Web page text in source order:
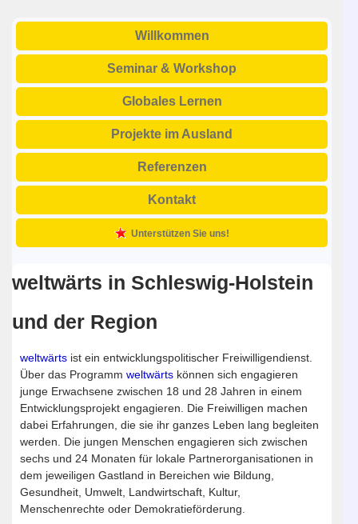
Willkommen
Seminar & Workshop
Globales Lernen
Projekte im Ausland
Referenzen
Kontakt
Unterstützen Sie uns!
weltwärts in Schleswig-Holstein
und der Region
weltwärts ist ein entwicklungspolitischer Freiwilligendienst.
Über das Programm weltwärts können sich engagieren
junge Erwachsene zwischen 18 und 28 Jahren in einem
Entwicklungsprojekt engagieren. Die Freiwilligen machen
dabei Erfahrungen, die sie ihr ganzes Leben lang begleiten
werden. Die jungen Menschen engagieren sich zwischen
sechs und 24 Monaten für lokale Partnerorganisationen in
dem jeweiligen Gastland in Bereichen wie Bildung,
Gesundheit, Umwelt, Landwirtschaft, Kultur,
Menschenrechte oder Demokratieförderung.